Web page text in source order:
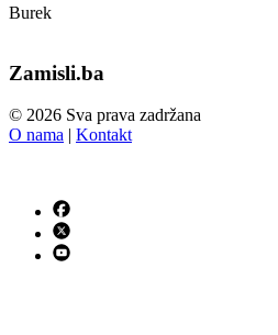
Burek
Zamisli.ba
© 2026 Sva prava zadržana
O nama | Kontakt